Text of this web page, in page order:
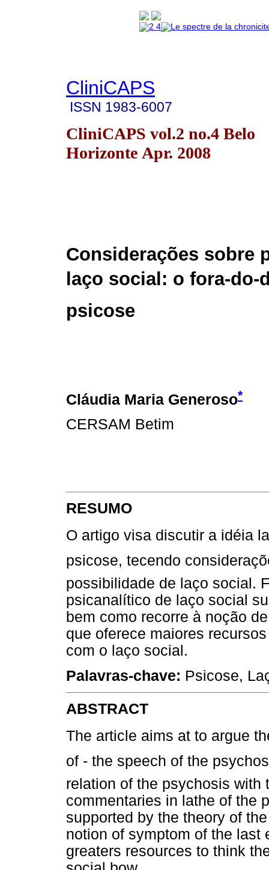
CliniCAPS
ISSN 1983-6007
CliniCAPS vol.2 no.4 Belo
Horizonte Apr. 2008
Considerações sobre
laço social: o fora-
psicose
Cláudia Maria Generoso*
CERSAM Betim
RESUMO
O artigo visa discutir a idéia
psicose, tecendo
possibilidade de laço social.
psicanalítico de laço social
bem como recorre à noção
que oferece maiores
com o laço social.
Palavras-chave: Psicose,
ABSTRACT
The article aims at to argue
of - the speech of the
relation of the psychosis
commentaries in lathe of the
supported by the theory of
notion of symptom of the last
greaters resources to think